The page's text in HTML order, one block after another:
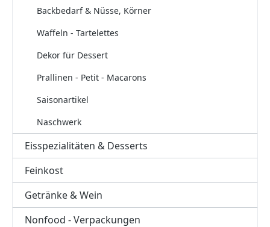
Backbedarf & Nüsse, Körner
Waffeln - Tartelettes
Dekor für Dessert
Prallinen - Petit - Macarons
Saisonartikel
Naschwerk
Eisspezialitäten & Desserts
Feinkost
Getränke & Wein
Nonfood - Verpackungen